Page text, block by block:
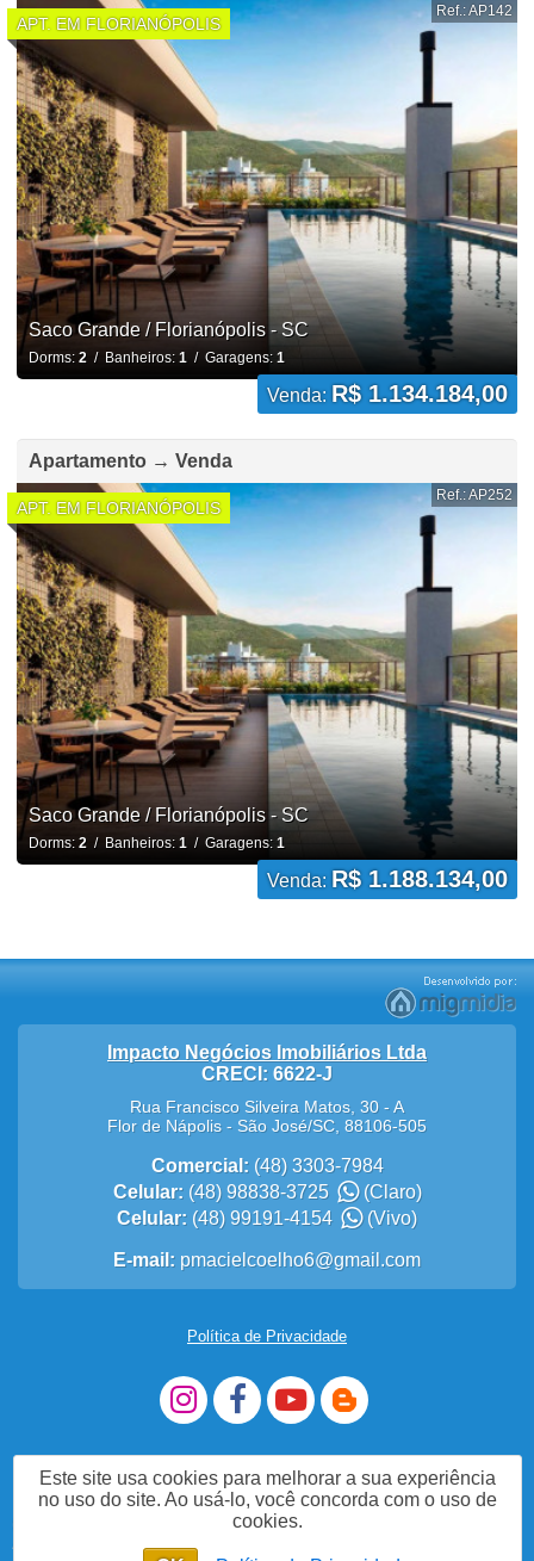
APT. EM FLORIANÓPOLIS
Ref.: AP142
Saco Grande / Florianópolis - SC
Dorms: 2/ Banheiros: 1/ Garagens: 1
Venda: R$ 1.134.184,00
Apartamento → Venda
APT. EM FLORIANÓPOLIS
Ref.: AP252
Saco Grande / Florianópolis - SC
Dorms: 2/ Banheiros: 1/ Garagens: 1
Venda: R$ 1.188.134,00
Impacto Negócios Imobiliários Ltda
CRECI: 6622-J
Rua Francisco Silveira Matos, 30 - A
Flor de Nápolis - São José/SC 88106-505
Comercial: (48) 3303-7984
Celular: (48) 98838-3725
(Claro)
Celular: (48) 99191-4154 (Vivo)
E-mail: pmacielcoelho6@gmail.com
Política de Privacidade
Este site usa cookies para melhorar a sua experiência
no uso do site. Ao usá-lo, você concorda com o uso de
cookies.